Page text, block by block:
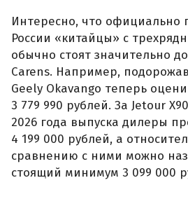
Интересно, что официально
России «китайцы» с
обычно стоят значительно
Carens. Например,
Geely Okavango теперь
3 779 990 рублей. За Jetour
2026 года выпуска дилеры
4 199 000 рублей, а
сравнению с ними можно
стоящий минимум 3 099 000